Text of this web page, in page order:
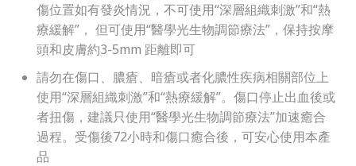
傷位置如有發炎情況，不可使用“深層組織刺激”和“熱
療緩解”， 但可使用“醫學光生物調節療法”，保持按摩
頭和皮膚約3-5mm 距離即可
請勿在傷口、膿瘡、暗瘡或者化膿性疾病相關部位上
使用“深層組織刺激”和“熱療緩解”。傷口停止出血後或
者扭傷，建議只使用“醫學光生物調節療法”加速癒合
過程。受傷後72小時和傷口癒合後，可安心使用本產
品